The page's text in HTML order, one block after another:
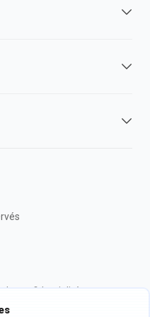
de confidentialité
des cookie